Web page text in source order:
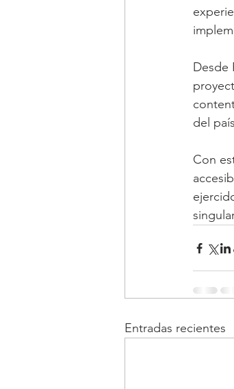
Desde
del
Con
Entradas recientes